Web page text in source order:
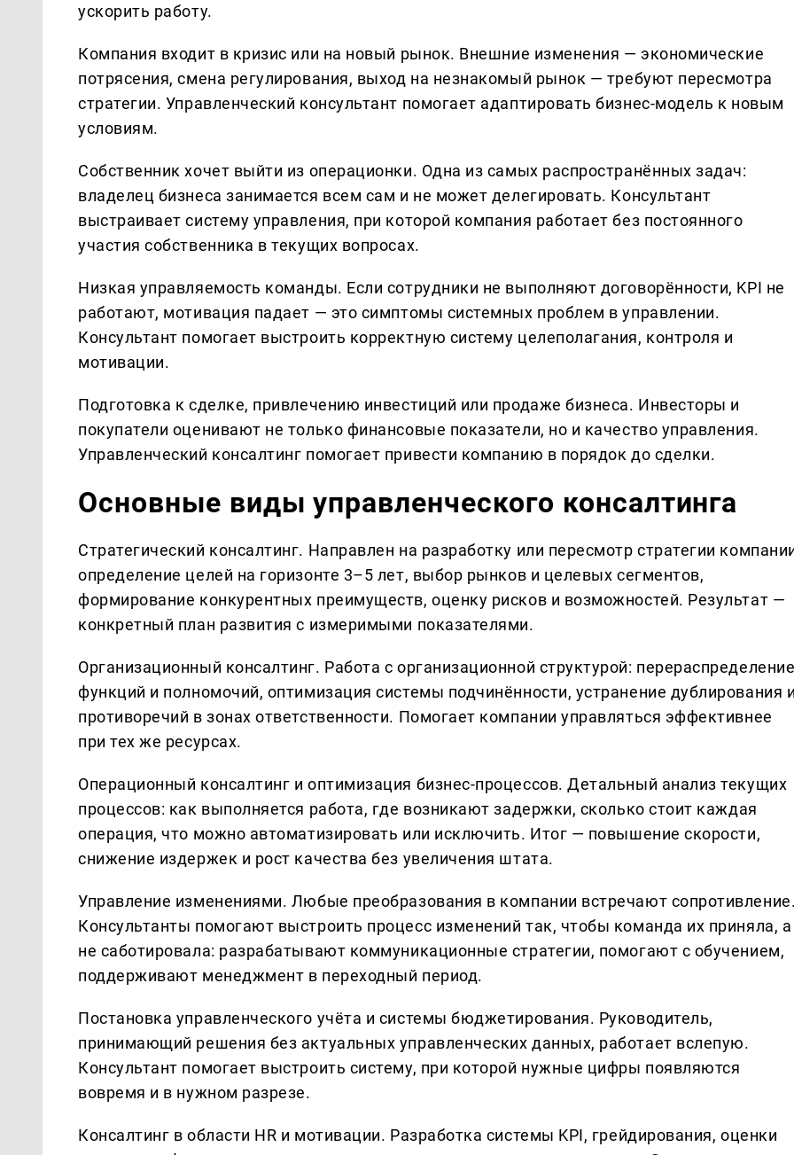
ускорить работу.
Компания входит в кризис или на новый рынок. Внешние изменения — экономические
потрясения, смена регулирования, выход на незнакомый рынок — требуют пересмотра
стратегии. Управленческий консультант помогает адаптировать бизнес-модель к новым
условиям.
Собственник хочет выйти из операционки. Одна из самых распространённых задач:
владелец бизнеса занимается всем сам и не может делегировать. Консультант
выстраивает систему управления, при которой компания работает без постоянного
участия собственника в текущих вопросах.
Низкая управляемость команды. Если сотрудники не выполняют договорённости, KPI не
работают, мотивация падает — это симптомы системных проблем в управлении.
Консультант помогает выстроить корректную систему целеполагания, контроля и
мотивации.
Подготовка к сделке, привлечению инвестиций или продаже бизнеса. Инвесторы и
покупатели оценивают не только финансовые показатели, но и качество управления.
Управленческий консалтинг помогает привести компанию в порядок до сделки.
Основные виды управленческого консалтинга
Стратегический консалтинг. Направлен на разработку или пересмотр стратегии
определение целей на горизонте 3–5 лет, выбор рынков и целевых сегментов,
формирование конкурентных преимуществ, оценку рисков и возможностей. Результат —
конкретный план развития с измеримыми показателями.
Организационный консалтинг. Работа с организационной структурой:
функций и полномочий, оптимизация системы подчинённости, устранение дублирования
противоречий в зонах ответственности. Помогает компании управляться эффективнее
при тех же ресурсах.
Операционный консалтинг и оптимизация бизнес-процессов. Детальный анализ текущих
процессов: как выполняется работа, где возникают задержки, сколько стоит каждая
операция, что можно автоматизировать или исключить. Итог — повышение скорости,
снижение издержек и рост качества без увеличения штата.
Управление изменениями. Любые преобразования в компании встречают
Консультанты помогают выстроить процесс изменений так, чтобы команда их приняла, а
не саботировала: разрабатывают коммуникационные стратегии, помогают с обучением,
поддерживают менеджмент в переходный период.
Постановка управленческого учёта и системы бюджетирования. Руководитель,
принимающий решения без актуальных управленческих данных, работает вслепую.
Консультант помогает выстроить систему, при которой нужные цифры появляются
вовремя и в нужном разрезе.
Консалтинг в области HR и мотивации. Разработка системы KPI, грейдирования, оценки